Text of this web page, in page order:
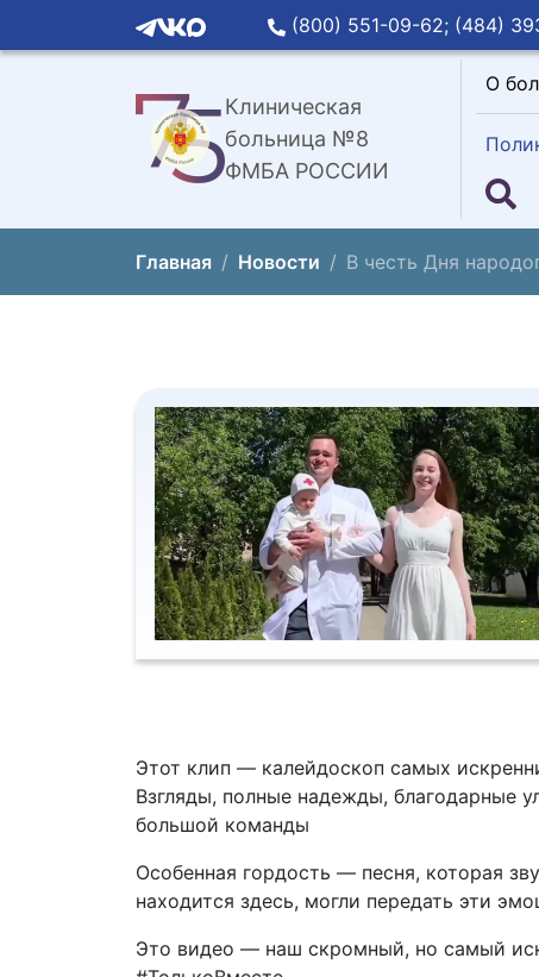
(800) 551-09-62; (484)
Клиническая
больница №8
ФМБА РОССИИ
О
Главная Новости В честь Дня
Этот клип — калейдоскоп самых
Взгляды, полные надежды, благодарные
большой команды️
Особенная гордость — песня, которая
находится здесь, могли передать эти
Это видео — наш скромный, но самый